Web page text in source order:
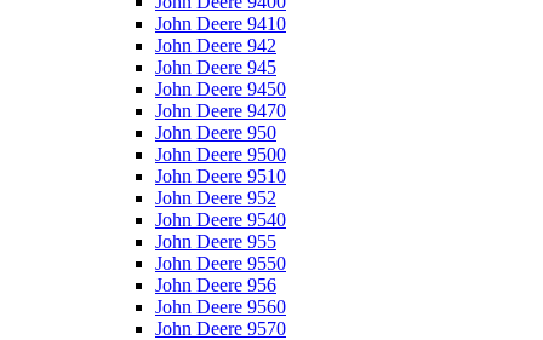
John Deere 9410
John Deere 942
John Deere 945
John Deere 9450
John Deere 9470
John Deere 950
John Deere 9500
John Deere 9510
John Deere 952
John Deere 9540
John Deere 955
John Deere 9550
John Deere 956
John Deere 9560
John Deere 9570